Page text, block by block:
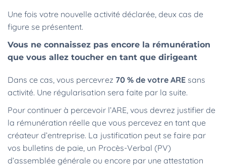
Une fois votre nouvelle activité déclarée, deux cas de
figure se présentent.
Vous ne connaissez pas encore la rémunération
que vous allez toucher en tant que dirigeant
Dans ce cas, vous percevrez 70 % de votre AREsans
activité. Une régularisation sera faite par la suite.
Pour continuer à percevoir l’ARE, vous devrez justifier de
la rémunération réelle que vous percevez en tant que
créateur d’entreprise. La justification peut se faire par
vos bulletins de paie, un Procès-Verbal (PV)
d’assemblée générale ou encore par une attestation